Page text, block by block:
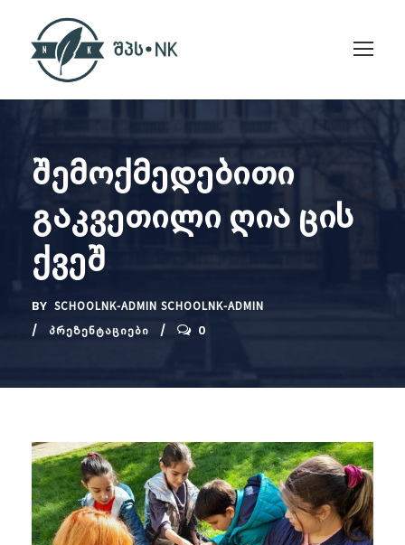
შემოქმედებითი
გაკვეთილი ღია ცის
ქვეშ
BY SCHOOLNK-ADMIN SCHOOLNK-ADMIN
ᲞᲠᲔᲖᲔᲜᲢᲐᲪᲘᲔᲑᲘ
0